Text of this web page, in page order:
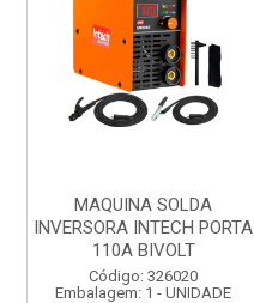
MAQUINA SOLDA
INVERSORA INTECH PORTA
110A BIVOLT
Código: 326020
Embalagem: 1 - UNIDADE